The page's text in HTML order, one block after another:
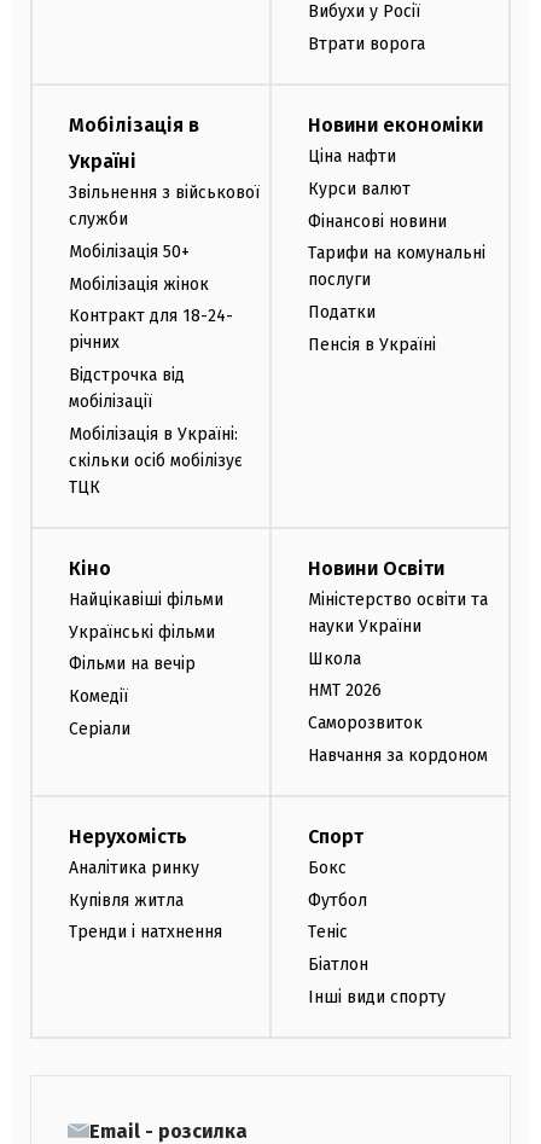
Вибухи у Росії
Втрати ворога
Мобілізація в
Україні
Звільнення з військової
служби
Мобілізація 50+
Мобілізація жінок
Контракт для 18-24-
річних
Відстрочка від
мобілізації
Мобілізація в Україні:
скільки осіб мобілізує
ТЦК
Новини економіки
Ціна нафти
Курси валют
Фінансові новини
Тарифи на комунальні
послуги
Податки
Пенсія в Україні
Кіно
Найцікавіші фільми
Українські фільми
Фільми на вечір
Комедії
Серіали
Новини Освіти
Міністерство освіти та
науки України
Школа
НМТ 2026
Саморозвиток
Навчання за кордоном
Нерухомість
Аналітика ринку
Купівля житла
Тренди і натхнення
Спорт
Бокс
Футбол
Теніс
Біатлон
Інші види спорту
Email - розсилка